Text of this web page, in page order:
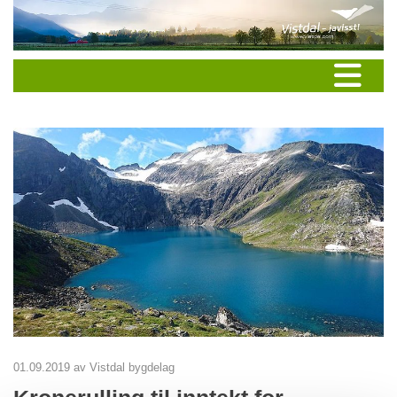
01.09.2019 av Vistdal bygdelag